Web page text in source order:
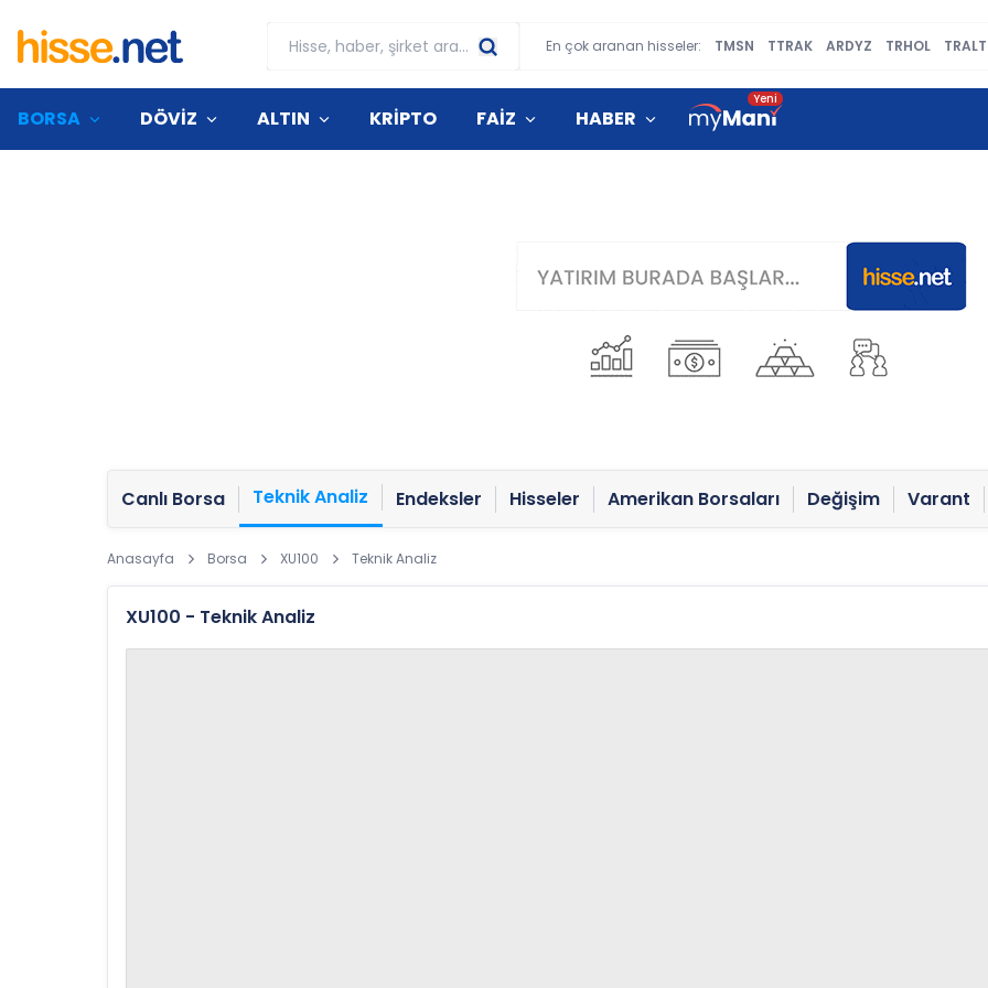
En çok aranan hisseler: TMSN TTRAK ARDYZ TRHOL TRALT
BORSA DÖVİZ ALTIN KRİPTO FAİZ HABER
Canlı Borsa Teknik Analiz Endeksler Hisseler Amerikan Borsaları Değişim Varant
Anasayfa Borsa XU100 Teknik Analiz
XU100 - Teknik Analiz